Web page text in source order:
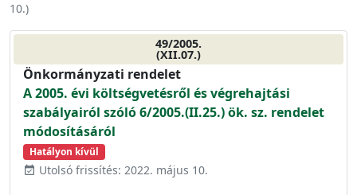
10.)
49/2005.
(XII.07.)
Önkormányzati rendelet
A 2005. évi költségvetésről és végrehajtási
szabályairól szóló 6/2005.(II.25.) ök. sz. rendelet
módosításáról
Hatályon kívül
event_available Utolsó frissítés: 2022. május 10.